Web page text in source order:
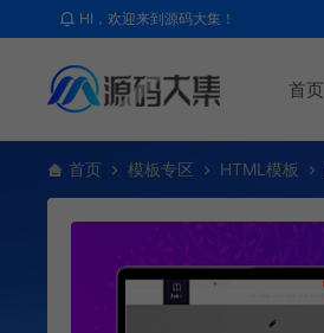
HI，欢迎来到源码大集！
首页
首页 模板专区 HTML模板